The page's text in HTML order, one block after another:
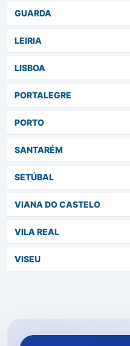
GUARDA
LEIRIA
LISBOA
PORTALEGRE
PORTO
SANTARÉM
SETÚBAL
VIANA DO CASTELO
VILA REAL
VISEU